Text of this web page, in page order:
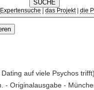
Expertensuche |das Projekt|die
auf viele Psychos
- Originalausgabe -